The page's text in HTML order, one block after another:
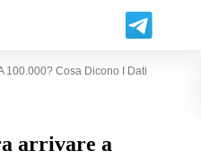
100.000? Cosa Dicono I Dati
arrivare a